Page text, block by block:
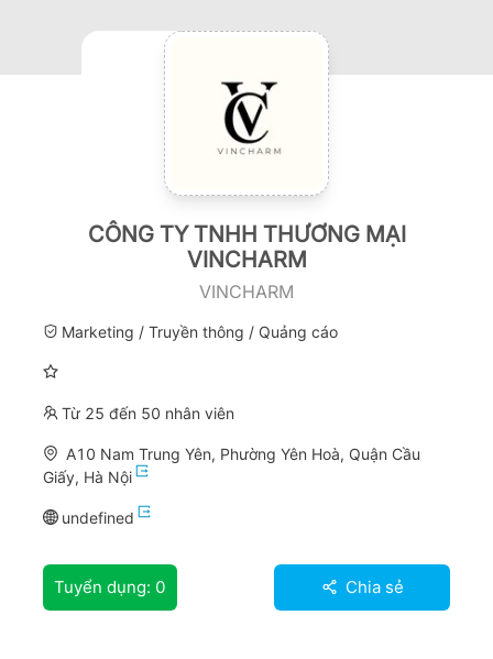
CÔNG TY TNHH THƯƠNG MẠI
VINCHARM
VINCHARM
Marketing / Truyền thông / Quảng cáo
Từ 25 đến 50 nhân viên
A10 Nam Trung Yên, Phường Yên Hoà, Quận Cầu
Giấy, Hà Nội
undefined
Tuyển dụng: 0 Chia sẻ